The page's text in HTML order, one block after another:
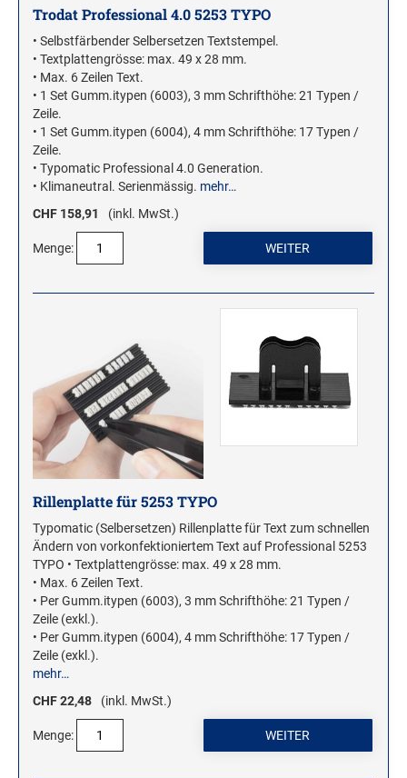
Trodat Professional 4.0 5253 TYPO
• Selbstfärbender Selbersetzen Textstempel.
• Textplattengrösse: max. 49 x 28 mm.
• Max. 6 Zeilen Text.
• 1 Set Gumm.itypen (6003), 3 mm Schrifthöhe: 21 Typen /
Zeile.
• 1 Set Gumm.itypen (6004), 4 mm Schrifthöhe: 17 Typen /
Zeile.
• Typomatic Professional 4.0 Generation.
• Klimaneutral. Serienmässig. mehr…
CHF 158,91
(inkl. MwSt.)
Menge:
Rillenplatte für 5253 TYPO
Typomatic (Selbersetzen) Rillenplatte für Text zum schnellen
Ändern von vorkonfektioniertem Text auf Professional 5253
TYPO • Textplattengrösse: max. 49 x 28 mm.
• Max. 6 Zeilen Text.
• Per Gumm.itypen (6003), 3 mm Schrifthöhe: 21 Typen /
Zeile (exkl.).
• Per Gumm.itypen (6004), 4 mm Schrifthöhe: 17 Typen /
Zeile (exkl.).
mehr…
CHF 22,48
(inkl. MwSt.)
Menge: